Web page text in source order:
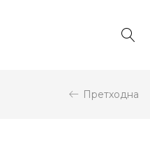
Претходна